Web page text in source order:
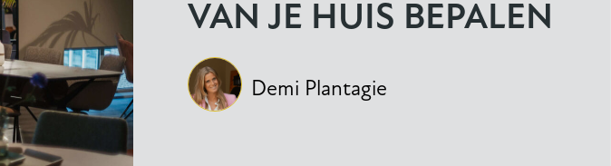
VAN JE HUIS BEPALEN
Demi Plantagie